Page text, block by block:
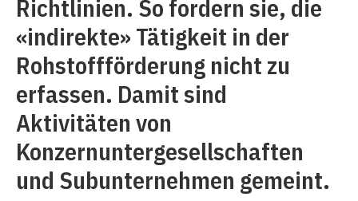
Richtlinien. So fordern sie, die
«indirekte» Tätigkeit in der
Rohstoffförderung nicht zu
erfassen. Damit sind
Aktivitäten von
Konzernuntergesellschaften
und Subunternehmen gemeint.